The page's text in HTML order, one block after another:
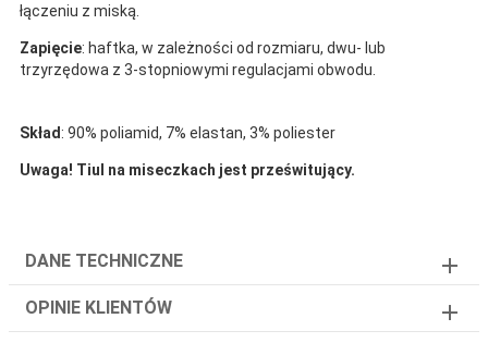
łączeniu z miską.
Zapięcie: haftka, w zależności od rozmiaru, dwu- lub
trzyrzędowa z 3-stopniowymi regulacjami obwodu.
Skład: 90% poliamid, 7% elastan, 3% poliester
Uwaga! Tiul na miseczkach jest prześwitujący.
DANE TECHNICZNE
OPINIE KLIENTÓW